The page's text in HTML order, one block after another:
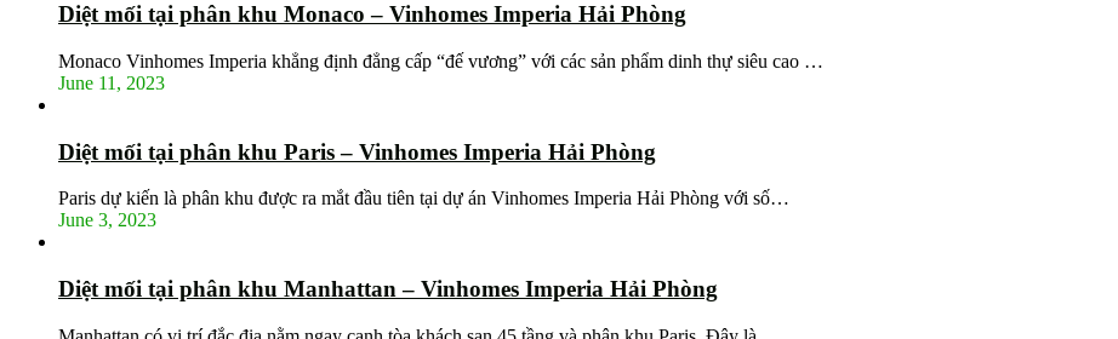
Diệt mối tại phân khu Monaco – Vinhomes Imperia Hải Phòng
Monaco Vinhomes Imperia khẳng định đẳng cấp “đế vương” với các sản phẩm dinh thự siêu cao …
June 11, 2023
Diệt mối tại phân khu Paris – Vinhomes Imperia Hải Phòng
Paris dự kiến là phân khu được ra mắt đầu tiên tại dự án Vinhomes Imperia Hải Phòng với số…
June 3, 2023
Diệt mối tại phân khu Manhattan – Vinhomes Imperia Hải Phòng